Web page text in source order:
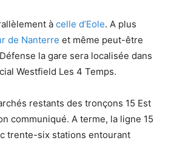
à celle d’Eole. A plus
de Nanterre et même peut-être
la gare sera localisée dans
Westfield Les 4 Temps.
restants des tronçons 15 Est
communiqué. A terme, la ligne 15
trente-six stations entourant